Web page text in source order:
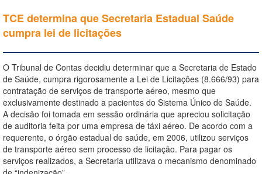
TCE determina que Secretaria Estadual Saúde
cumpra lei de licitações
O Tribunal de Contas decidiu determinar que a Secretaria de Estado
de Saúde, cumpra rigorosamente a Lei de Licitações (8.666/93) para
contratação de serviços de transporte aéreo, mesmo que
exclusivamente destinado a pacientes do Sistema Único de Saúde.
A decisão foi tomada em sessão ordinária que apreciou solicitação
de auditoria feita por uma empresa de táxi aéreo. De acordo com a
requerente, o órgão estadual de saúde, em 2006, utilizou serviços
de transporte aéreo sem processo de licitação. Para pagar os
serviços realizados, a Secretaria utilizava o mecanismo denominado